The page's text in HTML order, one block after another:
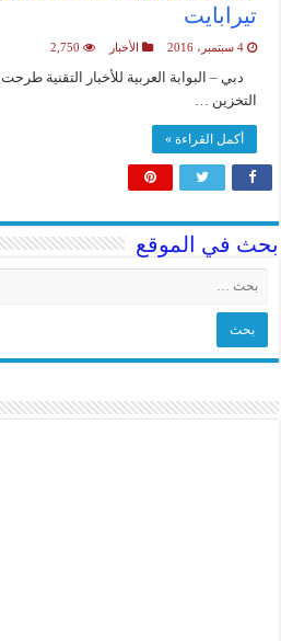
تيرابايت
4 سبتمبر، 2016 الأخبار 2,750
دبي – البوابة العربية للأخبار التقنية
التخزين …
أكمل القراءة »
بحث في الموقع